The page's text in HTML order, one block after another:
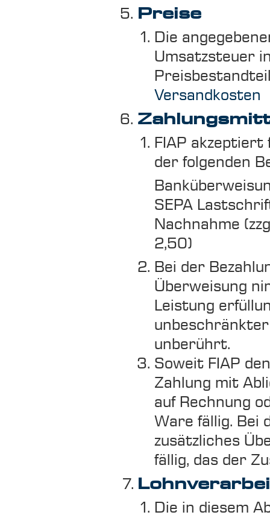
Preise
Die
Umsatzsteuer
Versandkosten
FIAP
der folgenden
SEPA
Nachnahme
2,50)
Bei der
Überweisung
Leistung
unberührt.
Soweit FIAP
Zahlung mit
auf Rechnung
Ware fällig. Bei
zusätzliches
fällig, das der
Die in diesem